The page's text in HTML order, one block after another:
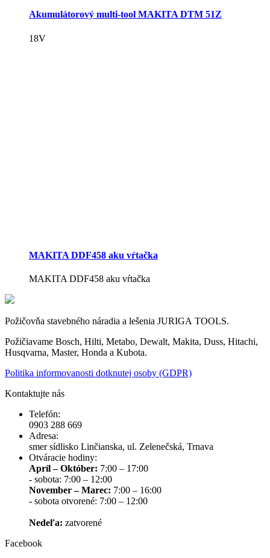
Akumulátorový multi-tool MAKITA DTM 51Z
18V
MAKITA DDF458 aku vŕtačka
MAKITA DDF458 aku vŕtačka
Požičovňa stavebného náradia a lešenia JURIGA TOOLS.
Požičiavame Bosch, Hilti, Metabo, Dewalt, Makita, Duss, Hitachi,
Husqvarna, Master, Honda a Kubota.
Politika informovanosti dotknutej osoby (GDPR)
Kontaktujte nás
Telefón:
0903 288 669
Adresa:
smer sídlisko Linčianska, ul. Zelenečská, Trnava
Otváracie hodiny:
Apríl – Október: 7:00 – 17:00
- sobota: 7:00 – 12:00
November – Marec: 7:00 – 16:00
- sobota otvorené: 7:00 – 12:00
Nedeľa: zatvorené
Facebook